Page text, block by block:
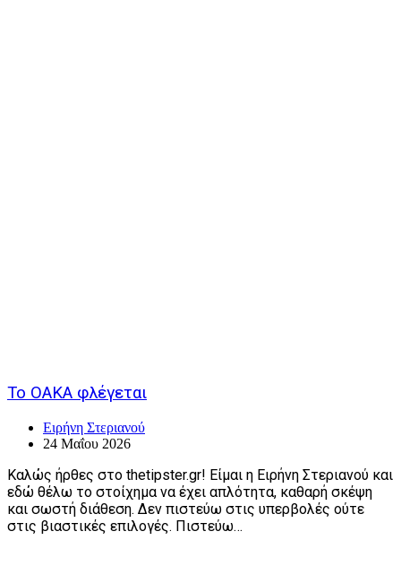
Το ΟΑΚΑ φλέγεται
Ειρήνη Στεριανού
24 Μαΐου 2026
Καλώς ήρθες στο thetipster.gr! Είμαι η Ειρήνη Στεριανού και
εδώ θέλω το στοίχημα να έχει απλότητα, καθαρή σκέψη
και σωστή διάθεση. Δεν πιστεύω στις υπερβολές ούτε
στις βιαστικές επιλογές. Πιστεύω…